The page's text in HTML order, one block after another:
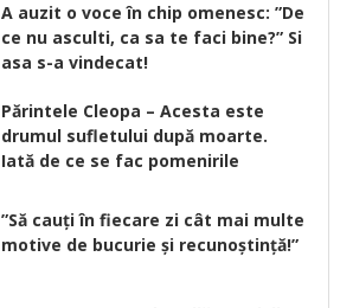
A auzit o voce în chip omenesc: ”De
ce nu asculti, ca sa te faci bine?” Si
asa s-a vindecat!
Părintele Cleopa – Acesta este
drumul sufletului după moarte.
Iată de ce se fac pomenirile
”Să cauți în fiecare zi cât mai multe
motive de bucurie și recunoștință!”